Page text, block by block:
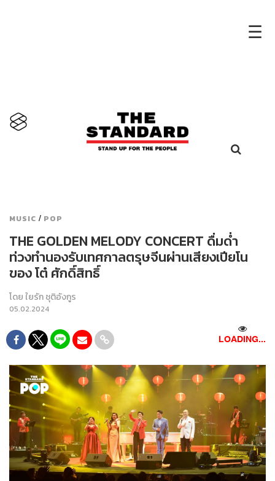
☰
MUSIC / POP
THE GOLDEN MELODY CONCERT ดื่มด่ำ
ท่วงทำนองรับเทศกาลตรุษจีนผ่านเสียงเปียโน
ของ โต๋ ศักดิ์สิทธิ์
โดยใยรัก ชุติอังกูร
05.02.2024
LOADING...